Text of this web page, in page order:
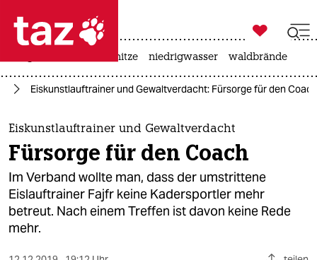
 taz zahl ich
taz zahl ich
themen
politik
öko
gesellschaft
kultur

taz zahl ich
hitze niedrigwasser waldbrände
Eiskunstlauftrainer und Gewaltverdacht: Fürsorge für den Coach
Eiskunstlauftrainer und Gewaltverdacht
Fürsorge für den Coach
Im Verband wollte man, dass der umstrittene
Eislauftrainer Fajfr keine Kadersportler mehr
betreut. Nach einem Treffen ist davon keine Rede
mehr.